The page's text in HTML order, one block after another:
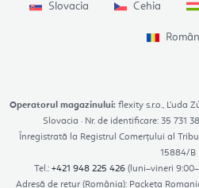
Slovacia Cehia
Operatorul magazinului: flexity s.r.o., Ľuda
Slovacia · Nr. de identificare: 35 731
Înregistrată la Registrul Comerțului al
15884/B
Tel.: +421 948 225 426 (luni–vineri
Adresă de retur (România): Packeta